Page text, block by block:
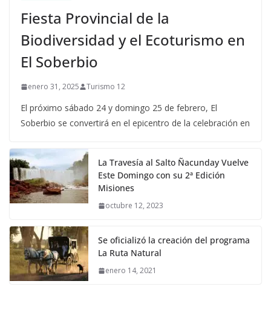
Fiesta Provincial de la
Biodiversidad y el Ecoturismo en
El Soberbio
enero 31, 2025 Turismo 12
El próximo sábado 24 y domingo 25 de febrero, El
Soberbio se convertirá en el epicentro de la celebración en
La Travesía al Salto Ñacunday Vuelve
Este Domingo con su 2ª Edición
Misiones
octubre 12, 2023
Se oficializó la creación del programa
La Ruta Natural
enero 14, 2021